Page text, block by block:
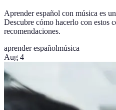
Aprender español con música es
Descubre cómo hacerlo con estos
recomendaciones.
aprender españolmúsica
Aug 4